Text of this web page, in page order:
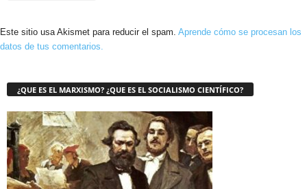
Este sitio usa Akismet para reducir el spam. Aprende cómo se procesan los
datos de tus comentarios.
¿QUE ES EL MARXISMO? ¿QUE ES EL SOCIALISMO CIENTÍFICO?